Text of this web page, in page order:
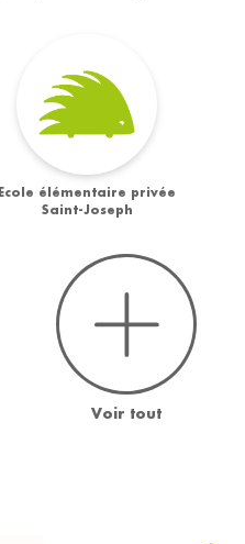
Ecole élémentaire privée
Saint-Joseph
Voir tout